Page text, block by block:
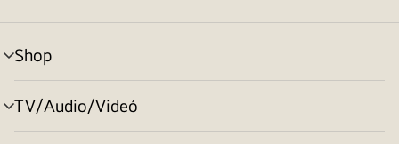
Shop
menu
toggle
TV/Audio/Videó
menu
toggle